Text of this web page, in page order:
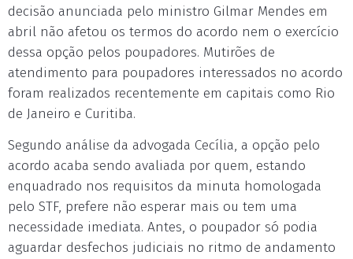
decisão anunciada pelo ministro Gilmar Mendes em
abril não afetou os termos do acordo nem o exercício
dessa opção pelos poupadores. Mutirões de
atendimento para poupadores interessados no acordo
foram realizados recentemente em capitais como Rio
de Janeiro e Curitiba.
Segundo análise da advogada Cecília, a opção pelo
acordo acaba sendo avaliada por quem, estando
enquadrado nos requisitos da minuta homologada
pelo STF, prefere não esperar mais ou tem uma
necessidade imediata. Antes, o poupador só podia
aguardar desfechos judiciais no ritmo de andamento